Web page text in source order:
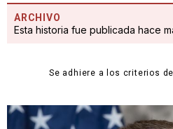
ARCHIVO
Esta historia fue publicada hace
Se adhiere a los criterios de